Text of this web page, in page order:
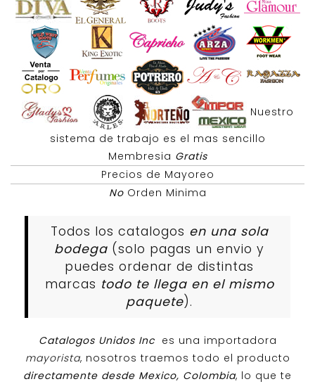
Nuestro
sistema de trabajo es el mas sencillo
Membresia Gratis
Precios de Mayoreo
NoOrden Minima
Todos los catalogos en una sola
bodega (solo pagas un envio y
puedes ordenar de distintas
marcas todo te llega en el mismo
paquete).
Catalogos Unidos Inc es una importadora
mayorista, nosotros traemos todo el producto
directamente desde Mexico, Colombia, lo que te